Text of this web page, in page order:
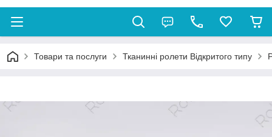
Товари та послуги Тканинні ролети Відкритого типу